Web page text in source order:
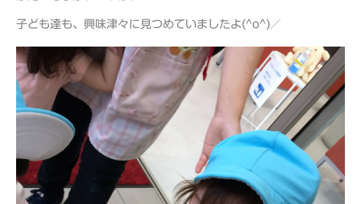
子ども達も、興味津々に見つめていましたよ(^o^)／